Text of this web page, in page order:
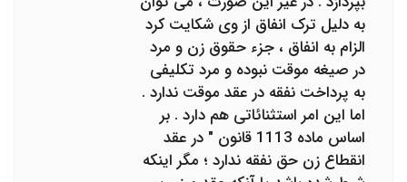
به دلیل ترک انفاق از وی شکایت کرد
الزام به انفاق ، جزء حقوق زن و مرد
در صیغه موقت نبوده و مرد تکلیفی
به پرداخت نفقه در عقد موقت ندارد .
اما این امر استثنائاتی هم دارد . بر
اساس ماده 1113 قانون " در عقد
انقطاع زن حق نفقه ندارد ؛ مگر اینکه